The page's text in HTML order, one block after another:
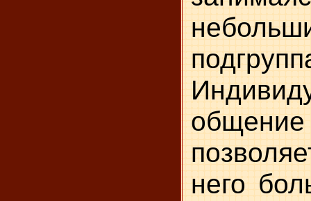
него